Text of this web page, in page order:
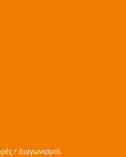
/ Διαγωνισμοί